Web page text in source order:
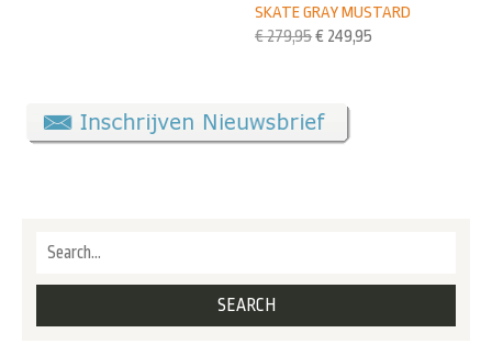
SKATE GRAY MUSTARD
€279,95€ 249,95